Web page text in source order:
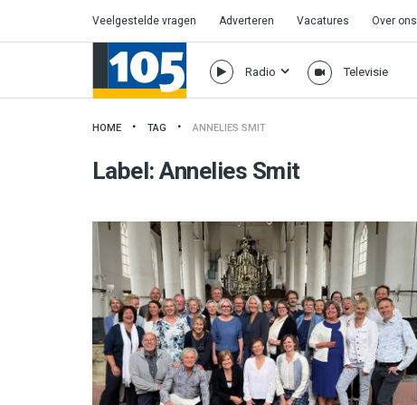
Veelgestelde vragen Adverteren Vacatures Over ons
Radio Televisie
HOME TAG ANNELIES SMIT
Label:Annelies Smit